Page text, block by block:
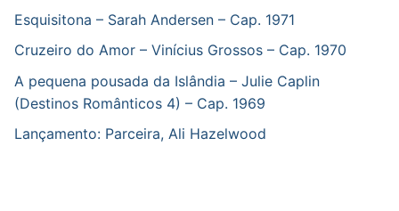
Esquisitona – Sarah Andersen – Cap. 1971
Cruzeiro do Amor – Vinícius Grossos – Cap. 1970
A pequena pousada da Islândia – Julie Caplin
(Destinos Românticos 4) – Cap. 1969
Lançamento: Parceira, Ali Hazelwood